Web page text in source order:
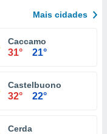
Mais cidades
Caccamo
31° 21°
Castelbuono
32° 22°
Cerda